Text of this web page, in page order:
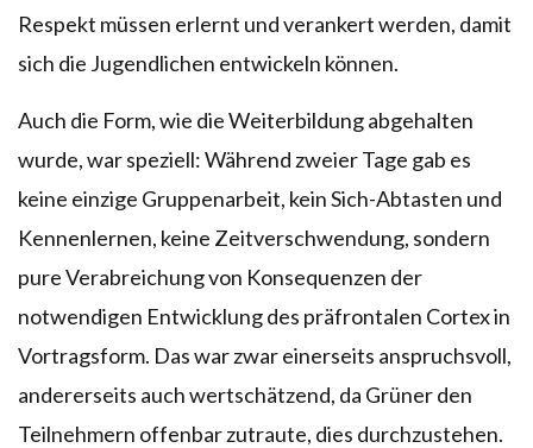
Respekt müssen erlernt und verankert werden, damit
sich die Jugendlichen entwickeln können.
Auch die Form, wie die Weiterbildung abgehalten
wurde, war speziell: Während zweier Tage gab es
keine einzige Gruppenarbeit, kein Sich-Abtasten und
Kennenlernen, keine Zeitverschwendung, sondern
pure Verabreichung von Konsequenzen der
notwendigen Entwicklung des präfrontalen Cortex in
Vortragsform. Das war zwar einerseits anspruchsvoll,
andererseits auch wertschätzend, da Grüner den
Teilnehmern offenbar zutraute, dies durchzustehen.